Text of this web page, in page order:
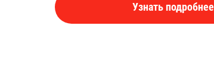
Узнать подробнее